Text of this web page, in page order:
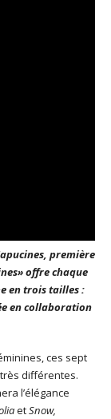
première
offre chaque
en trois tailles :
en collaboration
ces sept
différentes.
l’élégance
etSnow,